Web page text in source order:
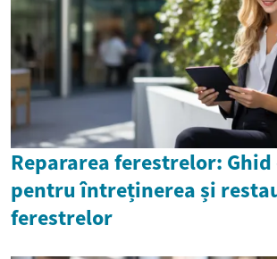
Repararea ferestrelor:
pentru întreținerea și
ferestrelor